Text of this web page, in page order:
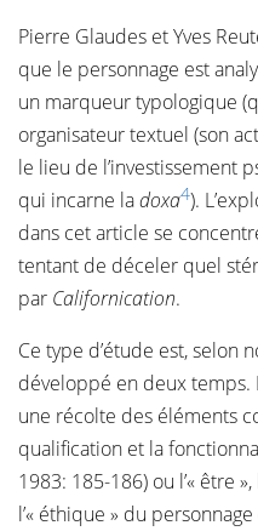
Pierre Glaudes et Yves
que le personnage est
un marqueur typologique
organisateur textuel (son
le lieu de l’investissement
qui incarne ladoxa4).
dans cet article se
tentant de déceler quel
par Californication.
Ce type d’étude est, selon
développé en deux temps.
une récolte des éléments
qualification et la
1983: 185-186) ou l’« être
l’« éthique » du